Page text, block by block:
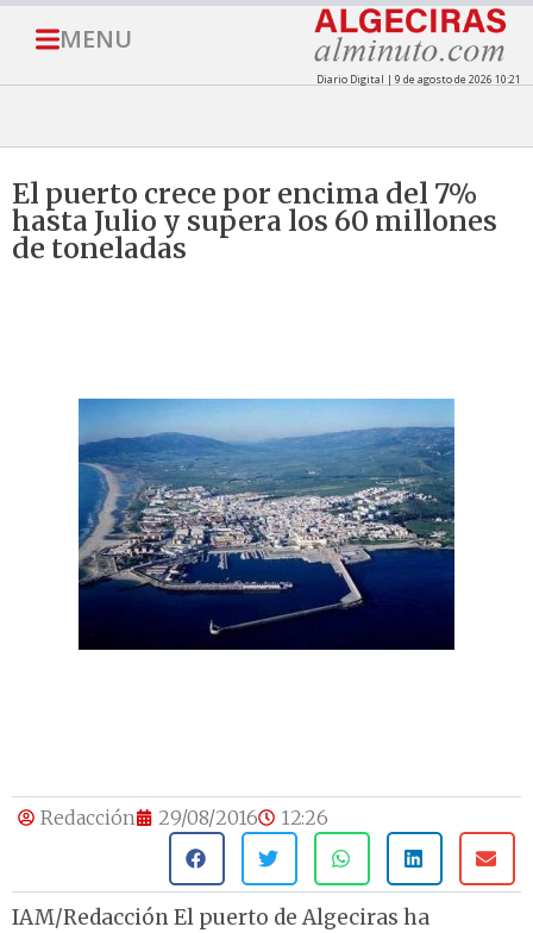
MENU
Diario Digital | 9 de agosto de 2026 10:21
El puerto crece por encima del 7%
hasta Julio y supera los 60 millones
de toneladas
Redacción 29/08/2016 12:26
IAM/Redacción El puerto de Algeciras ha